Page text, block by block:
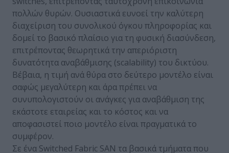
πολλών θυρών. Ουσιαστικά ευνοεί την καλύτερη
διαχείριση του συνολικού όγκου πληροφορίας και
δομεί το βασικό πλαίσιο για τη φυσική διασύνδεση,
επιτρέποντας θεωρητικά την απεριόριστη
δυνατότητα αναβάθμισης (scalability) του δικτύου.
Βέβαια, η τιμή ανά θύρα στο δεύτερο μοντέλο είναι
σαφώς μεγαλύτερη και άρα πρέπει να
συνυπολογιστούν οι ανάγκες για αναβάθμιση της
εκάστοτε εταιρείας και το κόστος και να
αποφασιστεί ποιο μοντέλο είναι πραγματικά το
συμφέρον.
Σε ένα Switched Fabric SAN τα βασικά τμήματα που